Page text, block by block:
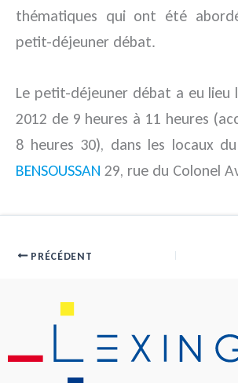
thématiques qui ont été
petit-déjeuner débat.
Le petit-déjeuner débat a eu lieu
2012 de 9 heures à 11 heures
8 heures 30), dans les locaux du
BENSOUSSAN 29, rue du Colonel
PRÉCÉDENT